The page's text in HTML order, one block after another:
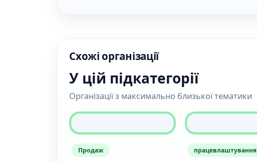
Схожі організації
У цій підкатегорії
Організації з максимально близької тематики
Продаж працевлаштування